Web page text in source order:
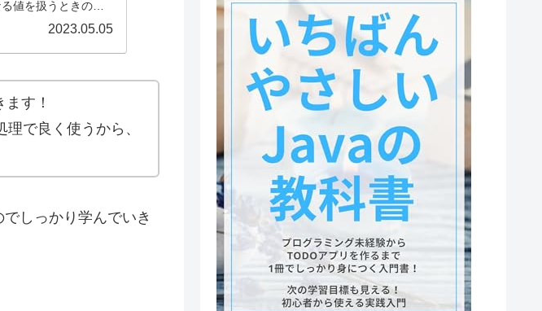
値を扱うときの型
2023.05.05
す！
で良く使うから、
しっかり学んでいき